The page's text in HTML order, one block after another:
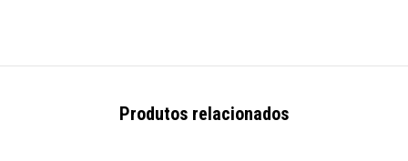
Produtos relacionados